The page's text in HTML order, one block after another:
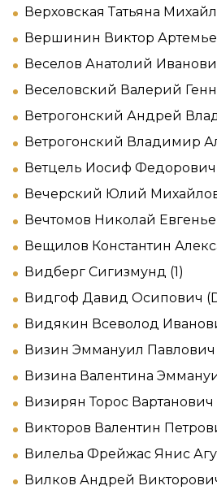
Верховская Татьяна
Вершинин Виктор
Веселов Анатолий
Веселовский Валерий
Ветрогонский Андрей
Ветрогонский Владимир
Ветцель Иосиф Федорович
Вечерский Юлий
Вечтомов Николай
Вещилов Константин
Видберг Сигизмунд (1)
Видгоф Давид Осипович
Видякин Всеволод
Визин Эммануил Павлович
Визина Валентина
Визирян Торос Вартанович
Викторов Валентин
Вилельа Фрейжас Янис
Вилков Андрей